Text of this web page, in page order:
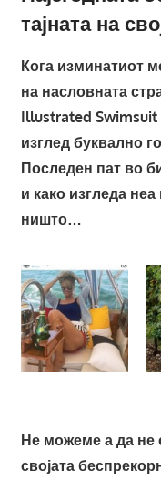
тајната на
Кога изминатиот
на насловната
Illustrated
изглед буквално
Последен пат во
и како изгледа
ништо…
Не можеме а да не
својата